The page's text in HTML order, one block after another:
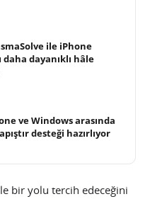
ile iPhone
daha dayanıklı hâle
ve Windows arasında
desteği hazırlıyor
bir yolu tercih edeceğini